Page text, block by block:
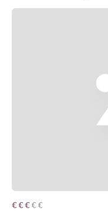
€ € € € €
€ € €